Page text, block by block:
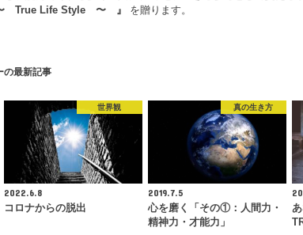
True Life Style 〜 』 を贈ります。
の最新記事
世界観
2022.6.8
コロナからの脱出
真の生き方
2019.7.5
心を磨く「その①：人間力・
精神力・才能力」